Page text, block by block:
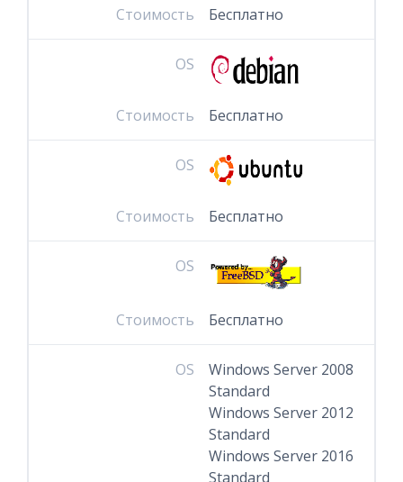
Стоимость Бесплатно
OS
Стоимость Бесплатно
OS
Стоимость Бесплатно
OS
Стоимость Бесплатно
OS
Windows Server 2008
Standard
Windows Server 2012
Standard
Windows Server 2016
Standard